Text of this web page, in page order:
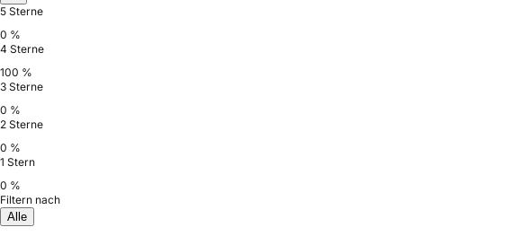
5 Sterne
0 %
4 Sterne
100 %
3 Sterne
0 %
2 Sterne
0 %
1 Stern
0 %
Filtern nach
Alle